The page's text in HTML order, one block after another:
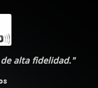
alta fidelidad."